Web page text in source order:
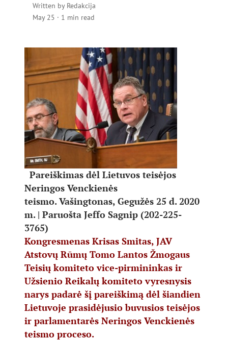
Written by Redakcija
May 25 · 1 min read
Pareiškimas dėl Lietuvos teisėjos
Neringos Venckienės
teismo. Vašingtonas, Gegužės 25 d. 2020
m. | Paruošta Jeffo Sagnip (202-225-
3765)
Kongresmenas Krisas Smitas, JAV
Atstovų Rūmų Tomo Lantos Žmogaus
Teisių komiteto vice-pirmininkas ir
Užsienio Reikalų komiteto vyresnysis
narys padarė šį pareiškimą dėl šiandien
Lietuvoje prasidėjusio buvusios teisėjos
ir parlamentarės Neringos Venckienės
teismo proceso.